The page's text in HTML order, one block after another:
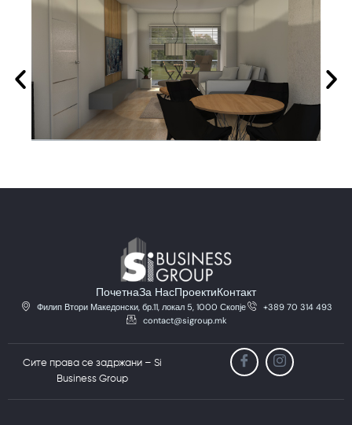
ПочетнаЗа НасПроектиКонтакт
Филип Втори Македонски, бр.11, локал 5, 1000 Скопје
+389 70 314 493
contact@sigroup.mk
Сите права се задржани – Si
Business Group